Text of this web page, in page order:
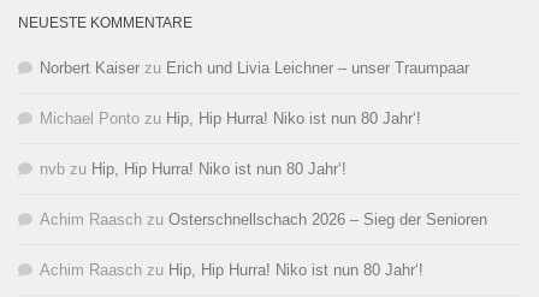
NEUESTE KOMMENTARE
Norbert Kaiser zu Erich und Livia Leichner – unser Traumpaar
Michael Ponto zu Hip, Hip Hurra! Niko ist nun 80 Jahr‘!
nvb zu Hip, Hip Hurra! Niko ist nun 80 Jahr‘!
Achim Raasch zu Osterschnellschach 2026 – Sieg der Senioren
Achim Raasch zu Hip, Hip Hurra! Niko ist nun 80 Jahr‘!